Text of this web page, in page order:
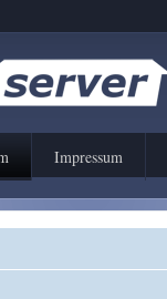
Impressum